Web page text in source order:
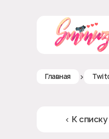
Главная >
< К списку